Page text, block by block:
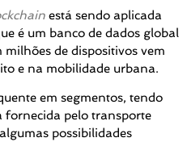
está sendo aplicada
é um banco de dados global
de dispositivos vem
e na mobilidade urbana.
em segmentos, tendo
fornecida pelo transporte
possibilidades